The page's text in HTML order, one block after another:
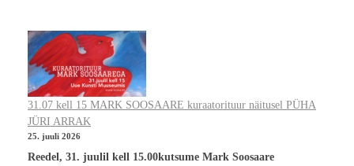
31.07 kell 15 MARK SOOSAARE kuraatorituur näitusel PÜHA
JÜRI ARRAK
25. juuli 2026
Reedel, 31. juulil kell 15.00kutsume Mark Soosaare